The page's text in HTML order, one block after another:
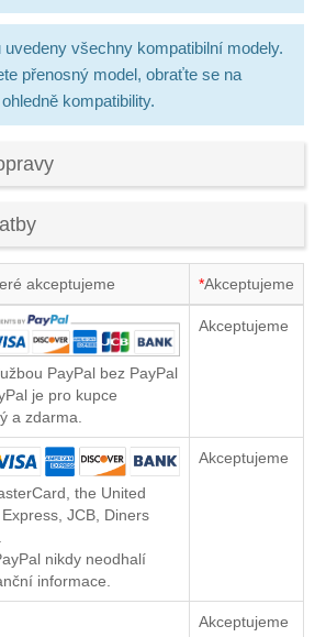
všechny kompatibilní modely.
přenosný model, obraťte se na
kompatibility.
akceptujeme *Akceptujeme
PayPal bez PayPal
je pro kupce
a zdarma.
Akceptujeme
the United
JCB, Diners
nikdy neodhalí
informace.
Akceptujeme
Akceptujeme